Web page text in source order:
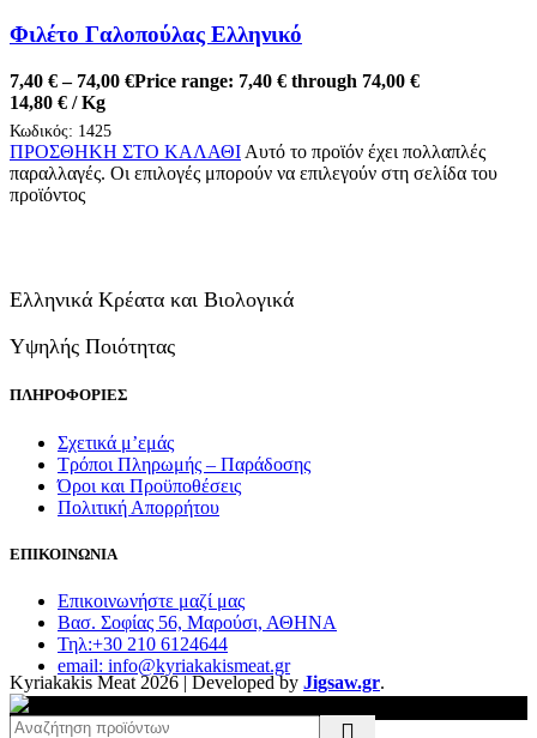
Φιλέτο Γαλοπούλας Ελληνικό
7,40 € – 74,00 €Price range: 7,40 € through 74,00 €
14,80 € / Kg
Κωδικός: 1425
ΠΡΟΣΘΗΚΗ ΣΤΟ ΚΑΛΑΘΙ Αυτό το προϊόν έχει πολλαπλές
παραλλαγές. Οι επιλογές μπορούν να επιλεγούν στη σελίδα του
προϊόντος
Ελληνικά Κρέατα και Βιολογικά
Υψηλής Ποιότητας
ΠΛΗΡΟΦΟΡΙΕΣ
Σχετικά μ’εμάς
Τρόποι Πληρωμής – Παράδοσης
Όροι και Προϋποθέσεις
Πολιτική Απορρήτου
ΕΠΙΚΟΙΝΩΝΙΑ
Επικοινωνήστε μαζί μας
Βασ. Σοφίας 56, Μαρούσι, ΑΘΗΝΑ
Τηλ:+30 210 6124644
email: info@kyriakakismeat.gr
Kyriakakis Meat 2026 | Developed by Jigsaw.gr.